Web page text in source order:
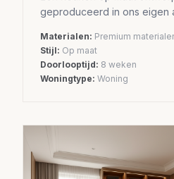
geproduceerd in ons eigen
Materialen: Premium
Stijl: Op maat
Doorlooptijd: 8 weken
Woningtype: Woning